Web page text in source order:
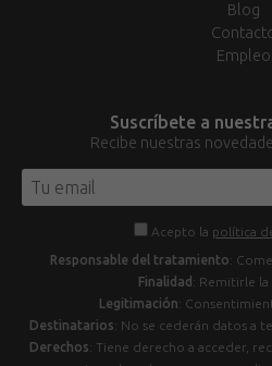
Blog
Empleo
Suscríbete a
Recibe nuestras
Acepto la política
Responsable del tratamiento:
Finalidad : Remitirle la
Legitimación:
Destinatarios: No se cederán datos a
Derechos: Tiene derecho a acceder,